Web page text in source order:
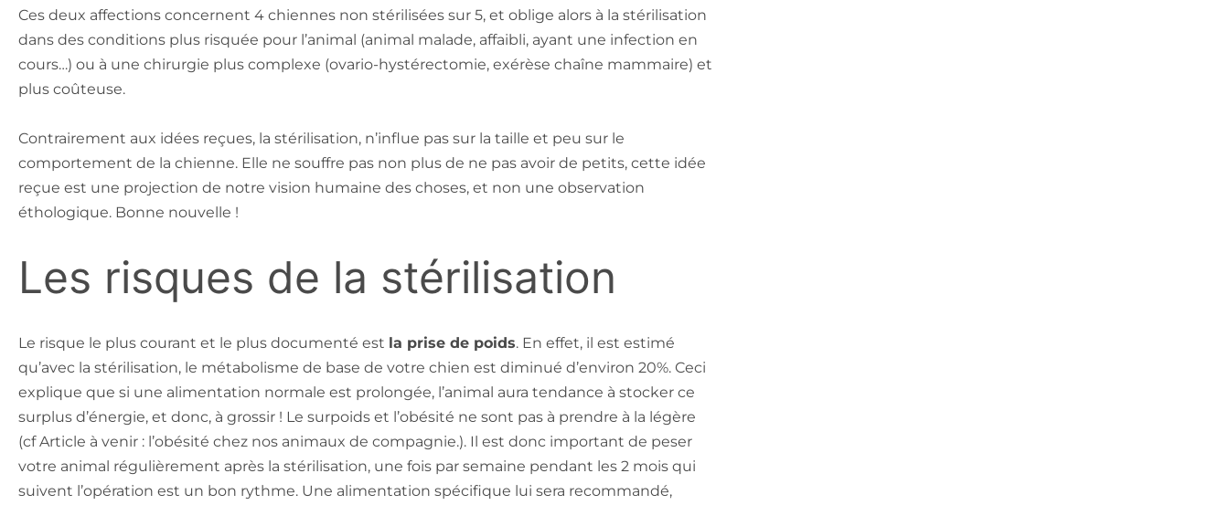
Ces deux affections concernent 4 chiennes non stérilisées sur 5, et oblige alors à la stérilisation
dans des conditions plus risquée pour l’animal (animal malade, affaibli, ayant une infection en
cours…) ou à une chirurgie plus complexe (ovario-hystérectomie, exérèse chaîne mammaire) et
plus coûteuse.
Contrairement aux idées reçues, la stérilisation, n’influe pas sur la taille et peu sur le
comportement de la chienne. Elle ne souffre pas non plus de ne pas avoir de petits, cette idée
reçue est une projection de notre vision humaine des choses, et non une observation
éthologique. Bonne nouvelle !
Les risques de la stérilisation
Le risque le plus courant et le plus documenté est la prise de poids. En effet, il est estimé
qu’avec la stérilisation, le métabolisme de base de votre chien est diminué d’environ 20%. Ceci
explique que si une alimentation normale est prolongée, l’animal aura tendance à stocker ce
surplus d’énergie, et donc, à grossir ! Le surpoids et l’obésité ne sont pas à prendre à la légère
(cf Article à venir : l’obésité chez nos animaux de compagnie.). Il est donc important de peser
votre animal régulièrement après la stérilisation, une fois par semaine pendant les 2 mois qui
suivent l’opération est un bon rythme. Une alimentation spécifique lui sera recommandé,